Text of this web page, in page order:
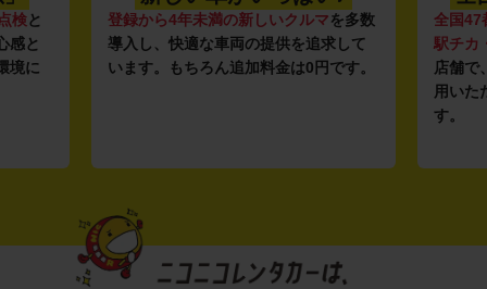
検と
感と
境に
登録から4年未満の新しいクルマを多数
導入し、快適な車両の提供を追求して
います。もちろん追加料金は0円です。
全国47
駅チカ
店舗で
用いた
す。